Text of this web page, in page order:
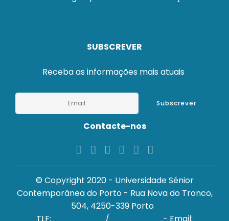
SUBSCREVER
Receba as informações mais atuais
Subscrever
Contacte-nos
© Copyright 2020 - Universidade Sénior
Contemporânea do Porto - Rua Nova do Tronco,
504, 4250-339 Porto